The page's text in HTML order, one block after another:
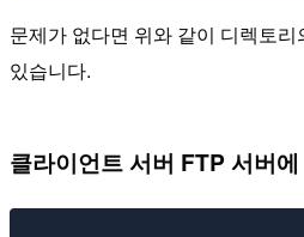
문제가 없다면 위와 같이 디렉토
있습니다.
클라이언트 서버 FTP 서버